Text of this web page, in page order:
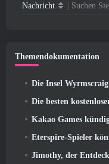
Nachricht Suchen
Themendokumentation
Die Insel Wyrmscraig kann
Die besten kostenlosen
Kakao Games kündigt
Eterspire-Spieler können
Jimothy, der Entdecker von Seattle, hat